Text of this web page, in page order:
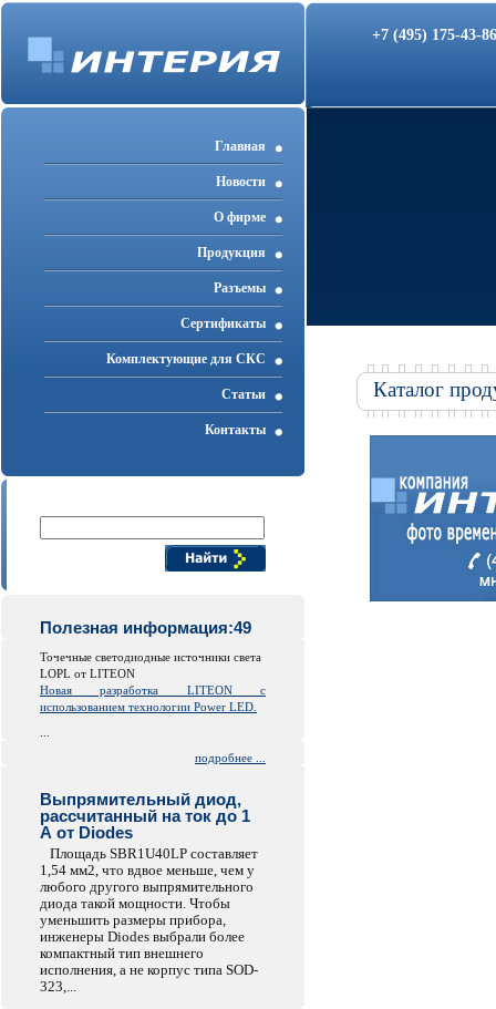
+7 (495) 175-43-
Главная
Новости
О фирме
Продукция
Разъемы
Cертификаты
Комплектующие для СКС
Статьи
Контакты
Полезная информация:49
Точечные светодиодные источники света
LOPL от LITEON
Новая разработка LITEON с
использованием технологии Power LED.
подробнее ...
Выпрямительный диод,
рассчитанный на ток до 1
А от Diodes
Площадь SBR1U40LP составляет
1,54 мм2, что вдвое меньше, чем у
любого другого выпрямительного
диода такой мощности. Чтобы
уменьшить размеры прибора,
инженеры Diodes выбрали более
компактный тип внешнего
исполнения, а не корпус типа SOD-
323,...
Каталог